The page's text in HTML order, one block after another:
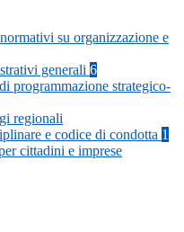
su organizzazione e
generali 6
programmazione strategico-
regionali
e codice di condotta 1
cittadini e imprese